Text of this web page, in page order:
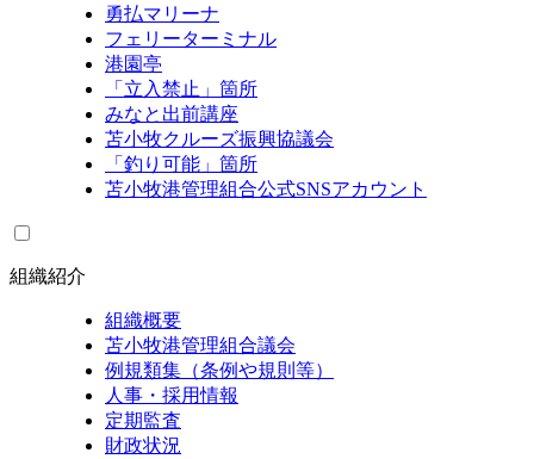
勇払マリーナ
フェリーターミナル
港園亭
「立入禁止」箇所
みなと出前講座
苫小牧クルーズ振興協議会
「釣り可能」箇所
苫小牧港管理組合公式SNSアカウント
組織紹介
組織概要
苫小牧港管理組合議会
例規類集（条例や規則等）
人事・採用情報
定期監査
財政状況